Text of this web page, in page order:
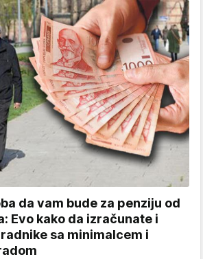
da vam bude za penziju od
Evo kako da izračunate i
sa minimalcem i